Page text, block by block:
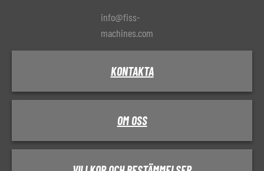
info@fiss-
machines.com
KONTAKTA
OM OSS